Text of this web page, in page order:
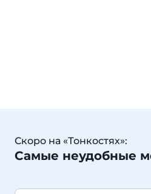
Скоро на «Тонкостях»:
Самые неудобные